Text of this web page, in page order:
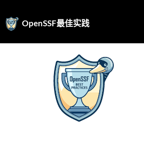
OpenSSF最佳实践